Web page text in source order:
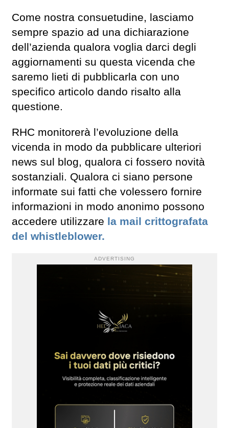
Come nostra consuetudine, lasciamo
sempre spazio ad una dichiarazione
dell’azienda qualora voglia darci degli
aggiornamenti su questa vicenda che
saremo lieti di pubblicarla con uno
specifico articolo dando risalto alla
questione.
RHC monitorerà l’evoluzione della
vicenda in modo da pubblicare ulteriori
news sul blog, qualora ci fossero novità
sostanziali. Qualora ci siano persone
informate sui fatti che volessero fornire
informazioni in modo anonimo possono
accedere utilizzare la mail crittografata
del whistleblower.
ADVERTISING